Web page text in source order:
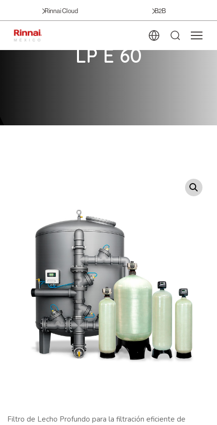
Rinnai Cloud B2B
LP E 60
Filtro de Lecho Profundo para la filtración eficiente de